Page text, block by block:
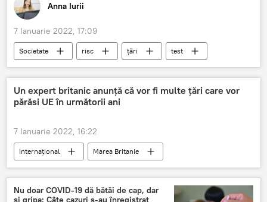
Anna Iurii
7 Ianuarie 2022, 17:09
Societate risc țări
test
situație epidemiologică
COVID-19
Un expert britanic anunță că vor fi multe țări care vor
părăsi UE în următorii ani
7 Ianuarie 2022, 16:22
Internațional
Marea Britanie
Uniunea Europeană
dezmembrare
Nu doar COVID-19 dă bătăi de cap, dar
și gripa: Câte cazuri s-au înregistrat